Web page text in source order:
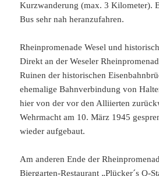
Kurzwanderung (max. 3 Kilometer).
Bus sehr nah heranzufahren.
Rheinpromenade Wesel und
Direkt an der Weseler
Ruinen der historischen
ehemalige Bahnverbindung von
hier von der vor den Alliierten
Wehrmacht am 10. März 1945
wieder aufgebaut.
Am anderen Ende der
Biergarten-Restaurant „Plücker´s Q-